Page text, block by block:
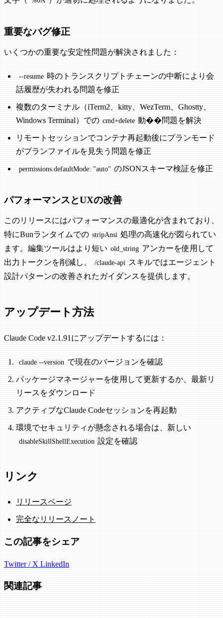
重要なバグ修正
いくつかの重要な安定性問題が解決されました：
--resume 時のトランスクリプトチェーンの中断により会
話履歴が失われる問題を修正
複数のターミナル（iTerm2、kitty、WezTerm、Ghostty、
Windows Terminal）での cmd+delete 動��問題を解決
リモートセッションでコンテナ再起動後にプランモード
がプランファイルを見失う問題を修正
permissions.defaultMode: "auto" のJSONスキーマ検証を修正
パフォーマンスとUXの改善
このリリースにはパフォーマンスの最適化が含まれており、
特にBunランタイムでの stripAnsi 処理の高速化が図られてい
ます。編集ツールはより短い old_string アンカーを使用して
出力トークンを削減し、
/claude-api スキルではエージェント
設計パターンの改善されたガイダンスを提供します。
アップデート方法
Claude Code v2.1.91にアップデートするには：
claude --version で現在のバージョンを確認
パッケージマネージャーを使用して更新するか、最新リ
リースをダウンロード
アクティブなClaude Codeセッションを再起動
環境でセキュリティが懸念される場合は、新しい
disableSkillShellExecution 設定を確認
リンク
リリースページ
完全なリリースノート
この記事をシェア
Twitter / X LinkedIn
関連記事